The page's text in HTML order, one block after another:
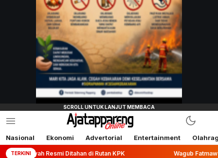
Nasional Ekonomi Advertorial Entertainment
TERKINI
Ditahan di Rutan KPK Wagub Fatmawati Rusdi